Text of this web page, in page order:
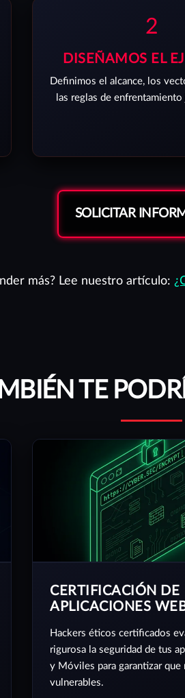
2
DISEÑAMOS EL
Definimos el alcance, los
las reglas de
SOLICITAR
más? Lee nuestro artículo:
TE
CERTIFICACIÓN DE
APLICACIONES
Hackers éticos certificados
rigurosa la seguridad de tus
y Móviles para garantizar que
vulnerables.